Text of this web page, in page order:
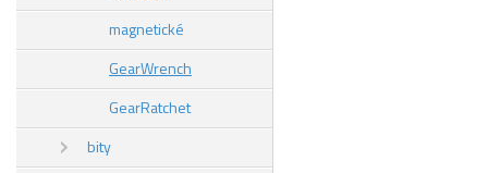
magnetické
GearWrench
GearRatchet
bity